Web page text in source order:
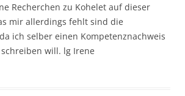
Recherchen zu Kohelet auf dieser
mir allerdings fehlt sind die
ich selber einen Kompetenznachweis
will. lg Irene